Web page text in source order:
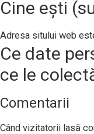
Cine ești
Adresa sitului web
Ce date
ce le
Comentarii
Când vizitatorii lasă